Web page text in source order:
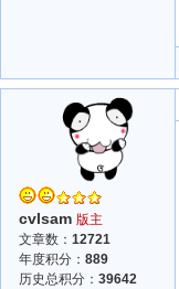
cvlsam 版主
文章数： 12721
年度积分： 889
历史总积分： 39642